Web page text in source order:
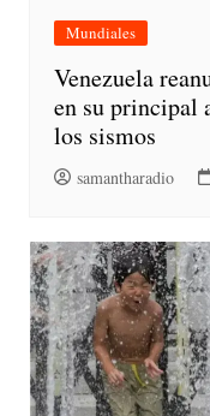
Mundiales
Venezuela
en su principal
los sismos
samantharadio